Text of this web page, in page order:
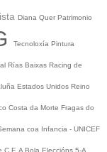
Diana Quer Patrimonio
Tecnoloxía Pintura
Rías Baixas Racing de
Estados Unidos Reino
Costa da Morte Fragas do
coa Infancia - UNICEF
C.F. A Bola Eleccións 5-A